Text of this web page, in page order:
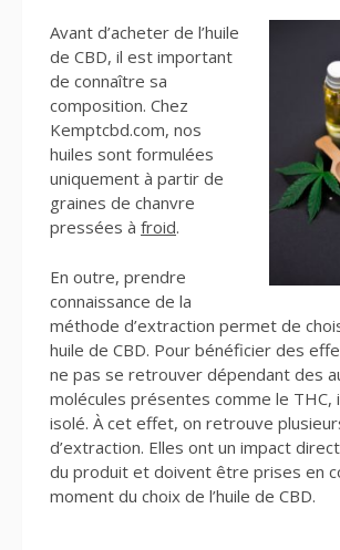
Avant d’acheter de l’huile
de CBD, il est important
de connaître sa
composition. Chez
Kemptcbd.com, nos
huiles sont formulées
uniquement à partir de
graines de chanvre
pressées à froid.
En outre, prendre
connaissance de la
méthode d’extraction permet de
huile de CBD. Pour bénéficier des
ne pas se retrouver dépendant des
molécules présentes comme le THC,
isolé. À cet effet, on retrouve
d’extraction. Elles ont un impact
du produit et doivent être prises en
moment du choix de l’huile de CBD.